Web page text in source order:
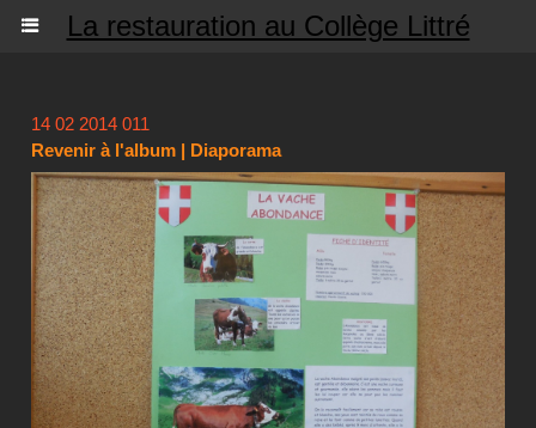
La restauration au Collège Littré
14 02 2014 011
Revenir à l'album | Diaporama